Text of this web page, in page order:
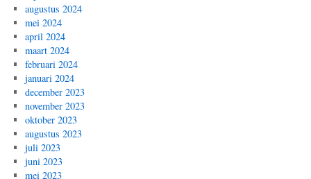
augustus 2024
mei 2024
april 2024
maart 2024
februari 2024
januari 2024
december 2023
november 2023
oktober 2023
augustus 2023
juli 2023
juni 2023
mei 2023